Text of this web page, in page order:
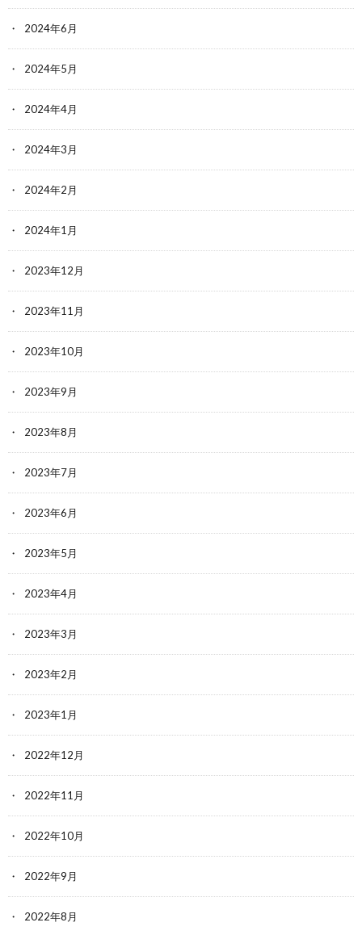
2024年6月
2024年5月
2024年4月
2024年3月
2024年2月
2024年1月
2023年12月
2023年11月
2023年10月
2023年9月
2023年8月
2023年7月
2023年6月
2023年5月
2023年4月
2023年3月
2023年2月
2023年1月
2022年12月
2022年11月
2022年10月
2022年9月
2022年8月